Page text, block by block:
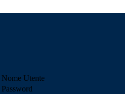
Nome Utente
Password